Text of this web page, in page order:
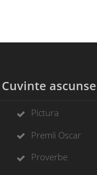
Cuvinte ascunse
Pictura
Premii Oscar
Proverbe